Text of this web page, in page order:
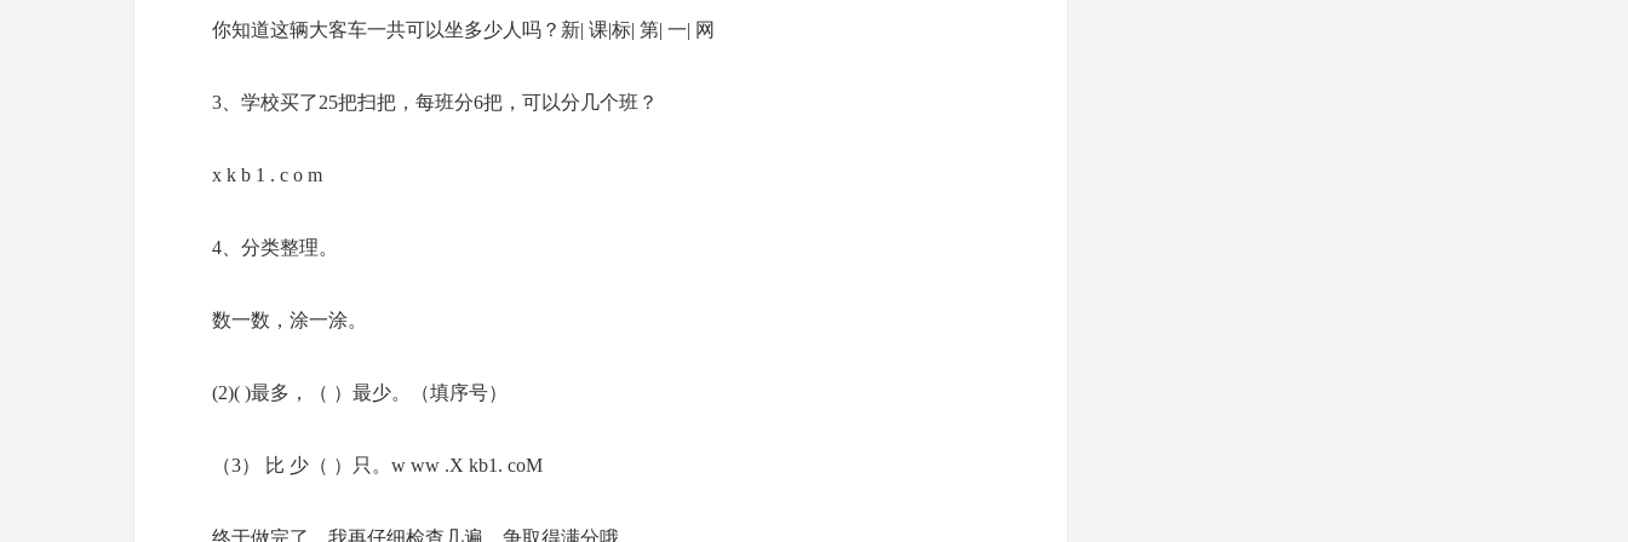
你知道这辆大客车一共可以坐多少人吗？新| 课|标| 第| 一| 网
3、学校买了25把扫把，每班分6把，可以分几个班？
x k b 1 . c o m
4、分类整理。
数一数，涂一涂。
(2)( )最多，（ ）最少。（填序号）
（3） 比 少（ ）只。w ww .X kb1. coM
终于做完了，我再仔细检查几遍，争取得满分哦